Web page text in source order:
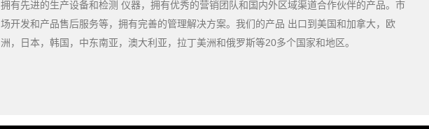
拥有先进的生产设备和检测 仪器，拥有优秀的营销团队和国内外区域渠道合作伙伴的产品。市
场开发和产品售后服务等，拥有完善的管理解决方案。我们的产品 出口到美国和加拿大，欧
洲，日本，韩国，中东南亚，澳大利亚，拉丁美洲和俄罗斯等20多个国家和地区。